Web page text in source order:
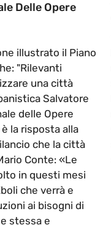
Delle Opere
illustrato il Piano
"Rilevanti
una città
Salvatore
delle Opere
la risposta alla
che la città
Conte: «Le
in questi mesi
che verrà e
ai bisogni di
stessa e